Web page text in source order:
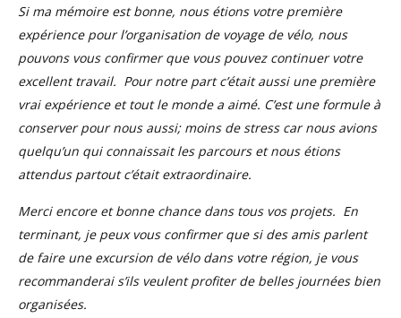
Si ma mémoire est bonne, nous étions votre première
expérience pour l’organisation de voyage de vélo, nous
pouvons vous confirmer que vous pouvez continuer votre
excellent travail. Pour notre part c’était aussi une première
vrai expérience et tout le monde a aimé. C’est une formule à
conserver pour nous aussi; moins de stress car nous avions
quelqu’un qui connaissait les parcours et nous étions
attendus partout c’était extraordinaire.
Merci encore et bonne chance dans tous vos projets. En
terminant, je peux vous confirmer que si des amis parlent
de faire une excursion de vélo dans votre région, je vous
recommanderai s’ils veulent profiter de belles journées bien
organisées.